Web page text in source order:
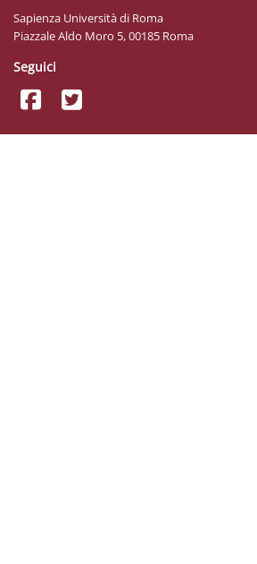
Sapienza Università di Roma
Piazzale Aldo Moro 5, 00185 Roma
Seguici